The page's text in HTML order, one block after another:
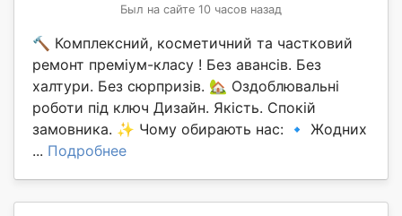
Был на сайте 10 часов назад
🔨 Комплексний, косметичний та частковий
ремонт преміум-класу ! Без авансів. Без
халтури. Без сюрпризів. 🏡 Оздоблювальні
роботи під ключ Дизайн. Якість. Спокій
замовника. ✨ Чому обирають нас: 🔹 Жодних
... Подробнее